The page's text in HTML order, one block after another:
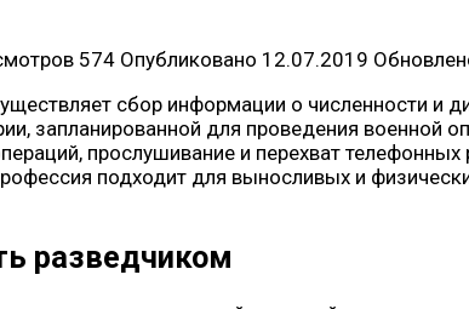
574 Опубликовано 12.07.2019
сбор информации о численности и
запланированной для проведения
прослушивание и перехват
подходит для выносливых и
разведчиком